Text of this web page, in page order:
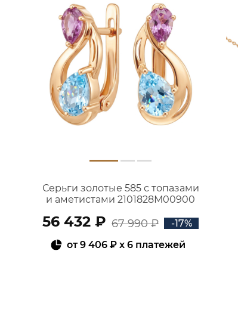
Серьги золотые 585 с топазами
и аметистами 2101828М00900
56 432 ₽ 67 990 ₽
-17%
от9 406 ₽ x 6 платежей